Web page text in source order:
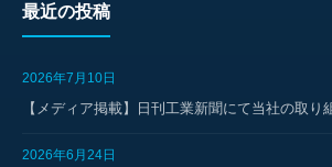
最近の投稿
2026年7月10日
【メディア掲載】日刊工業新聞にて当社の取り
2026年6月24日